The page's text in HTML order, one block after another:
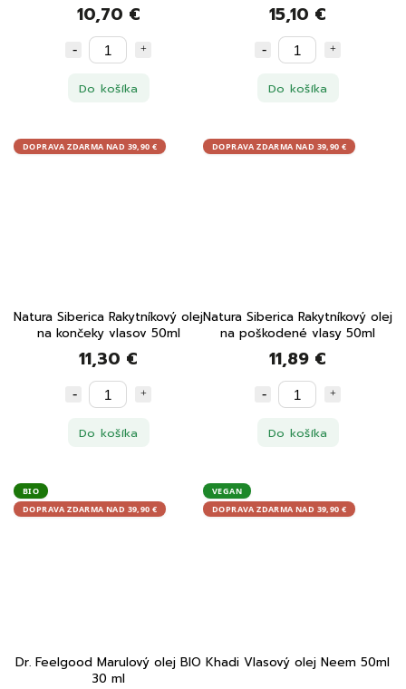
10,70 €
Do košíka
15,10 €
Do košíka
DOPRAVA ZDARMA NAD 39,90 €
Natura Siberica Rakytníkový olej
na končeky vlasov 50ml
11,30 €
Do košíka
DOPRAVA ZDARMA NAD 39,90 €
Natura Siberica Rakytníkový olej
na poškodené vlasy 50ml
11,89 €
Do košíka
BIO
DOPRAVA ZDARMA NAD 39,90 €
Dr. Feelgood Marulový olej BIO
30 ml
VEGAN
DOPRAVA ZDARMA NAD 39,90 €
Khadi Vlasový olej Neem 50ml